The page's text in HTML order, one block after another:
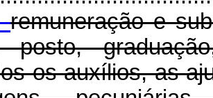
remuneração e
posto,
os auxílios, as